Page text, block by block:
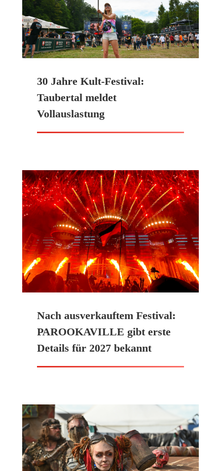
30 Jahre Kult-Festival:
Taubertal meldet
Vollauslastung
Nach ausverkauftem Festival:
PAROOKAVILLE gibt erste
Details für 2027 bekannt